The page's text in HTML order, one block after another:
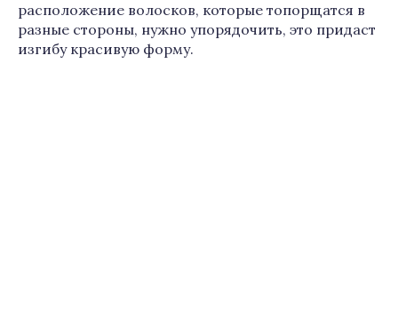
расположение волосков, которые топорщатся в
разные стороны, нужно упорядочить, это придаст
изгибу красивую форму.